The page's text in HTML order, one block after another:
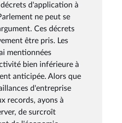
d'application à
ne peut se
Ces décrets
être pris. Les
mentionnées
bien inférieure à
anticipée. Alors que
d'entreprise
records, ayons à
de surcroît